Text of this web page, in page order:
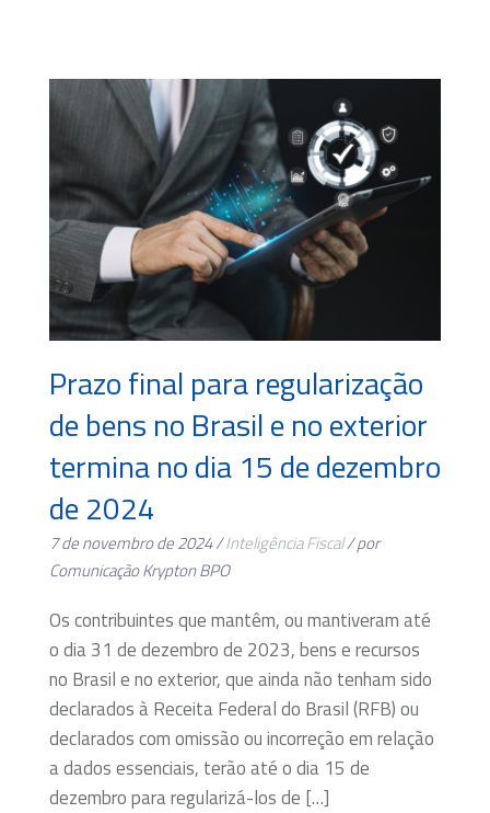
Prazo final para regularização
de bens no Brasil e no exterior
termina no dia 15 de dezembro
de 2024
7 de novembro de 2024 /Inteligência Fiscal/ por
Comunicação Krypton BPO
Os contribuintes que mantêm, ou mantiveram até
o dia 31 de dezembro de 2023, bens e recursos
no Brasil e no exterior, que ainda não tenham sido
declarados à Receita Federal do Brasil (RFB) ou
declarados com omissão ou incorreção em relação
a dados essenciais, terão até o dia 15 de
dezembro para regularizá-los de […]